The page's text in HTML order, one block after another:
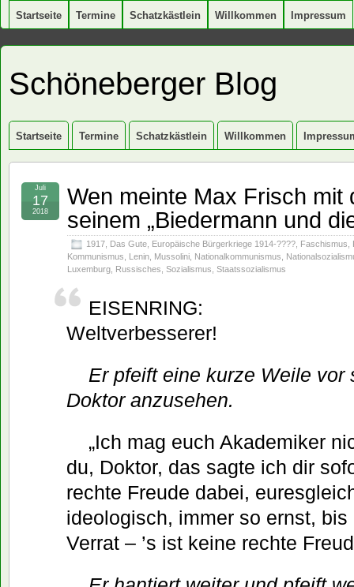
Startseite Termine Schatzkästlein Willkommen Impressum
Schöneberger Blog
Startseite Termine Schatzkästlein Willkommen
Wen meinte Max Frisch mit
seinem „Biedermann und
1917 Das Gute Europäische Bürgerkriege 1914-???? Faschismus
Kommunismus
Lenin Mussolini Nationalkommunismus
Luxemburg Russisches Sozialismus Staatssozialismus
Juli
17
2018
EISENRING:
Weltverbesserer!
Er pfeift eine kurze Weile vor
Doktor anzusehen.
„Ich mag euch Akademiker
du, Doktor, das sagte ich dir
rechte Freude dabei,
ideologisch, immer so ernst,
Verrat – ’s ist keine rechte